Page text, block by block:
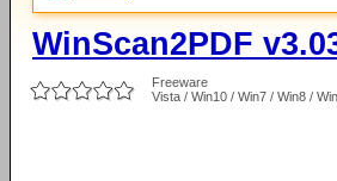
WinScan2PDF
Freeware
Vista / Win10 / Win7 / Win8 /